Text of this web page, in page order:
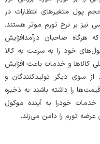
پول متغیر‌های انتظارات در
نیز بر نرخ تورم موثر هستند.
هرگاه صاحبان درآمدافزایش
خود را به سرعت به کالا
کالا‌ها و خدمات باعث افزایش
سوی دیگر تولیدکنندگان و
قیمت‌ها را داشته باشند به ذخیره
خدمات خودرا به آینده موکول
تورم را دامن می‌زند.